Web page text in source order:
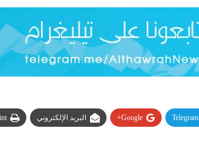
Telegram
Google+ البريد الإلكتروني